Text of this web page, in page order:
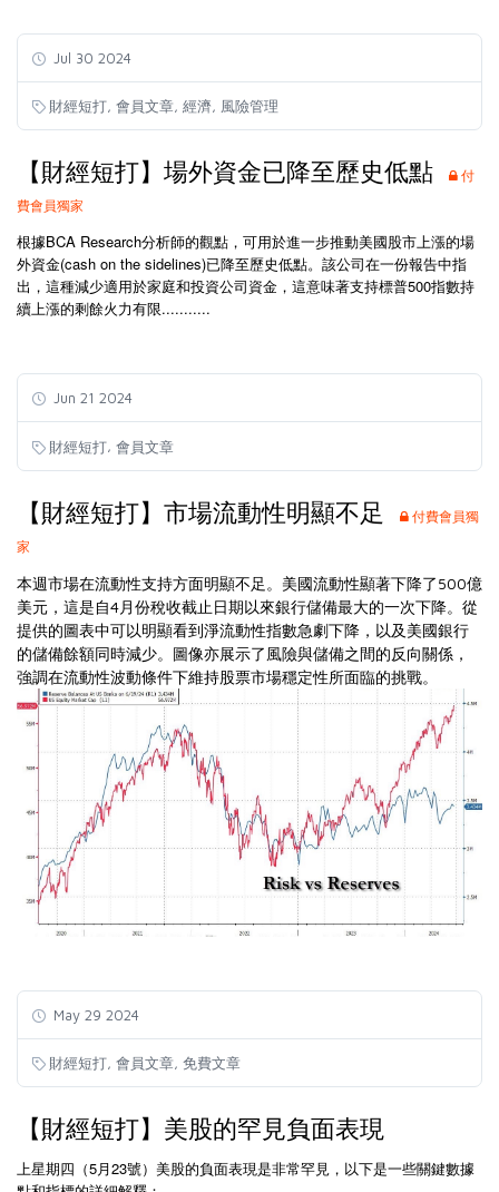
Jul 30 2024
財經短打 會員文章 經濟 風險管理
【財經短打】場外資金已降至歷史低點
付
費會員獨家
根據BCA Research分析師的觀點，可用於進一步推動美國股市上漲的場
外資金(cash on the sidelines)已降至歷史低點。該公司在一份報告中指
出，這種減少適用於家庭和投資公司資金，這意味著支持標普500指數持
續上漲的剩餘火力有限...........
Jun 21 2024
財經短打, 會員文章
【財經短打】市場流動性明顯不足
付費會員獨
家
本週市場在流動性支持方面明顯不足。美國流動性顯著下降了500億
美元，這是自4月份稅收截止日期以來銀行儲備最大的一次下降。從
提供的圖表中可以明顯看到淨流動性指數急劇下降，以及美國銀行
的儲備餘額同時減少。圖像亦展示了風險與儲備之間的反向關係，
強調在流動性波動條件下維持股票市場穩定性所面臨的挑戰。
May 29 2024
財經短打 會員文章 免費文章
【財經短打】美股的罕見負面表現
上星期四（5月23號）美股的負面表現是非常罕見，以下是一些關鍵數據